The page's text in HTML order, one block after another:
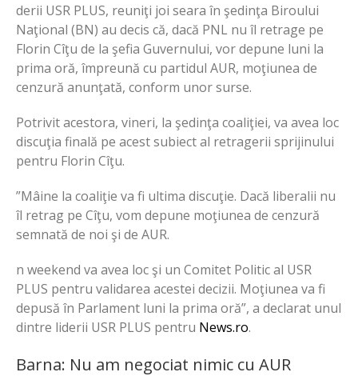
derii USR PLUS, reuniţi joi seara în şedinţa Biroului
Naţional (BN) au decis că, dacă PNL nu îl retrage pe
Florin Cîţu de la şefia Guvernului, vor depune luni la
prima oră, împreună cu partidul AUR, moţiunea de
cenzură anunţată, conform unor surse.
Potrivit acestora, vineri, la şedinţa coaliţiei, va avea loc
discuţia finală pe acest subiect al retragerii sprijinului
pentru Florin Cîţu.
”Mâine la coaliţie va fi ultima discuţie. Dacă liberalii nu
îl retrag pe Cîţu, vom depune moţiunea de cenzură
semnată de noi şi de AUR.
n weekend va avea loc şi un Comitet Politic al USR
PLUS pentru validarea acestei decizii. Moţiunea va fi
depusă în Parlament luni la prima oră”, a declarat unul
dintre liderii USR PLUS pentru News.ro.
Barna: Nu am negociat nimic cu AUR